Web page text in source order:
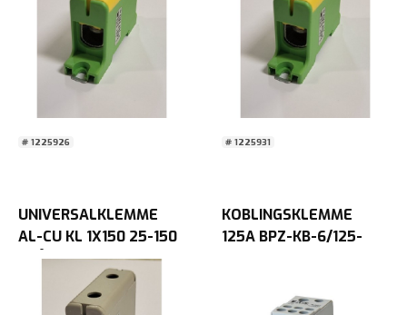
# 1225926 # 1225931
UNIVERSALKLEMME
AL-CU KL 1X150 25-150
GRÅ
KOBLINGSKLEMME
125A BPZ-KB-6/125-